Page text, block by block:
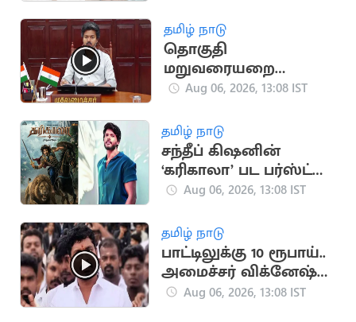
தமிழ் நாடு
தொகுதி
மறுவரையறை
விவகாரம்.. அனைத்து
விஜய் அழைப்பு
Aug 06, 2026, 13:08 IST
தமிழ் நாடு
சந்தீப் கிஷனின்
‘கரிகாலா’ பட பர்ஸ்ட்
லுக் வெளியீடு
Aug 06, 2026, 13:08 IST
தமிழ் நாடு
பாட்டிலுக்கு 10 ரூபாய்..
அமைச்சர் விக்னேஷ்
விளக்கம்
Aug 06, 2026, 13:08 IST